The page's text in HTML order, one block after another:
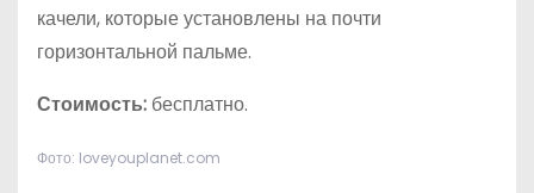
качели, которые установлены на почти
горизонтальной пальме.
Стоимость: бесплатно.
Фото: loveyouplanet.com